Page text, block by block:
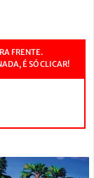
FRENTE.
É SÓ CLICAR!